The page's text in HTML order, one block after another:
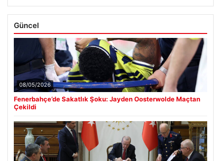
Güncel
08/05/2026
Fenerbahçe’de Sakatlık Şoku: Jayden Oosterwolde Maçtan
Çekildi